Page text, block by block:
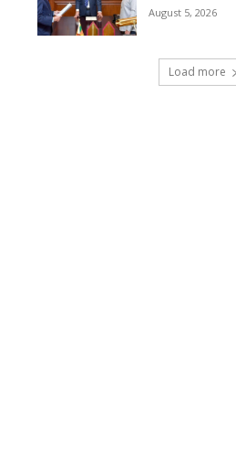
August 5, 2026
Load more